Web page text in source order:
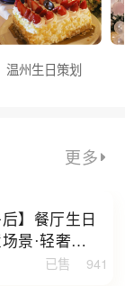
温州生日策划
更多
后】餐厅生日
景·轻奢白
941
已售